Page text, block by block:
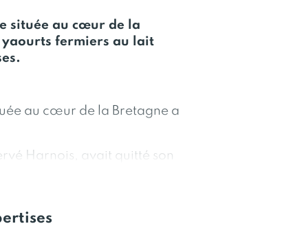
située au cœur de la
yaourts fermiers au lait
au cœur de la Bretagne a
Harnois, avait quitté son
de consultant informatique
familiale située à
décide de valoriser